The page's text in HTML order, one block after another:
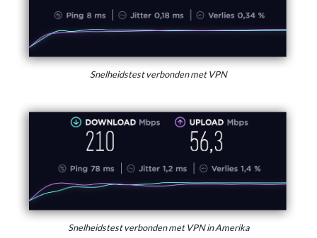
Snelheidstest verbonden met VPN
Snelheidstest verbonden met VPN in Amerika